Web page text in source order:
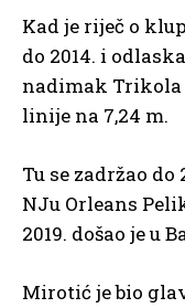
Kad je riječ o
do 2014. i
nadimak Trikola
linije na 7,24 m.
Tu se zadržao
NJu Orleans
2019. došao je u
Mirotić je bio